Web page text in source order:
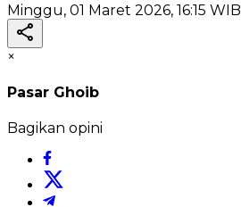
Minggu, 01 Maret 2026, 16:15 WIB
×
Pasar Ghoib
Bagikan opini